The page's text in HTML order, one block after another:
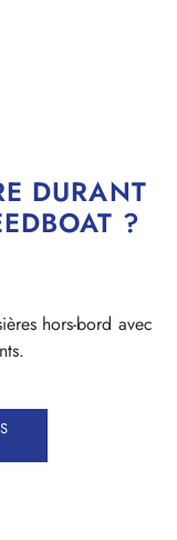
DURANT
?
hors-bord avec